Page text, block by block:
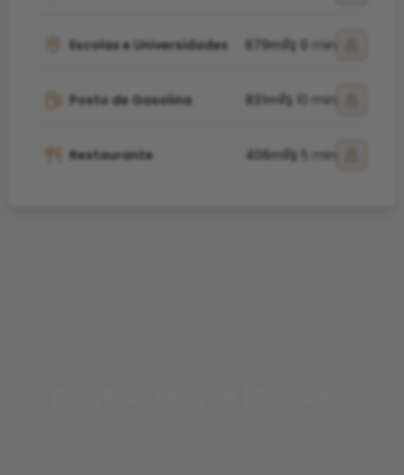
Escolas e Universidades 679m 8 min
Posto de Gasolina 831m 10 min
Restaurante 406m 5 min